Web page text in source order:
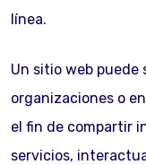
línea.
Un sitio web puede
organizaciones o
el fin de compartir
servicios,